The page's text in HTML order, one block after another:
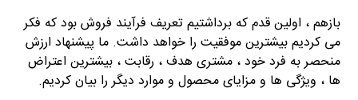
بازهم ، اولین قدم که برداشتیم تعریف فرآیند فروش بود که فکر
می کردیم بیشترین موفقیت را خواهد داشت. ما پیشنهاد ارزش
منحصر به فرد خود ، مشتری هدف ، رقابت ، بیشترین اعتراض
ها ، ویژگی ها و مزایای محصول و موارد دیگر را بیان کردیم.